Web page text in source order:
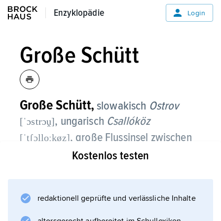
Enzyklopädie
Enzyklopädie Login
Große Schütt
Große Schütt, slowakisch Ostrov
[ˈɔstrɔṷ], ungarisch Csallóköz
[ˈtʃɔlloːkøz], große Flussinsel zwischen
der Donau und ihrem nördlichen
Slowakischen Republik, 1 540 km2;
Kostenlos testen
redaktionell geprüfte und verlässliche Inhalte